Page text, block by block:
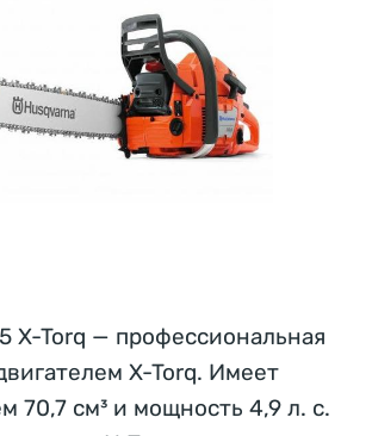
X-Torq — профессиональная
X-Torq. Имеет
70,7 см³ и мощность 4,9 л. с.